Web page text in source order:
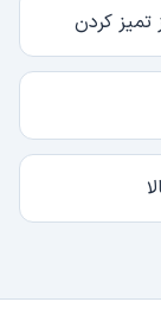
تمیز کردن